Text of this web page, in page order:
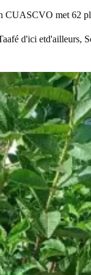
CUASCVO met 62
d'ici etd'ailleurs,